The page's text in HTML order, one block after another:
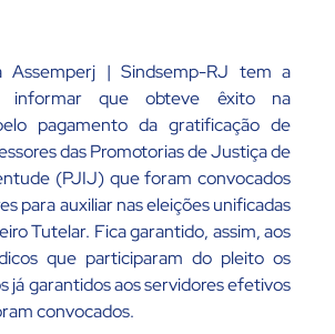
Assemperj | Sindsemp-RJ tem a
informar que obteve êxito na
pagamento da gratificação de
das Promotorias de Justiça de
(PJIJ) que foram convocados
para auxiliar nas eleições unificadas
Tutelar. Fica garantido, assim, aos
que participaram do pleito os
já garantidos aos servidores efetivos
convocados.